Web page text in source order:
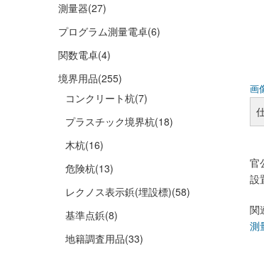
測量器(27)
プログラム測量電卓(6)
関数電卓(4)
境界用品(255)
コンクリート杭(7)
プラスチック境界杭(18)
木杭(16)
危険杭(13)
レクノス表示鋲(埋設標)(58)
基準点鋲(8)
地籍調査用品(33)
画
官
設
関
測